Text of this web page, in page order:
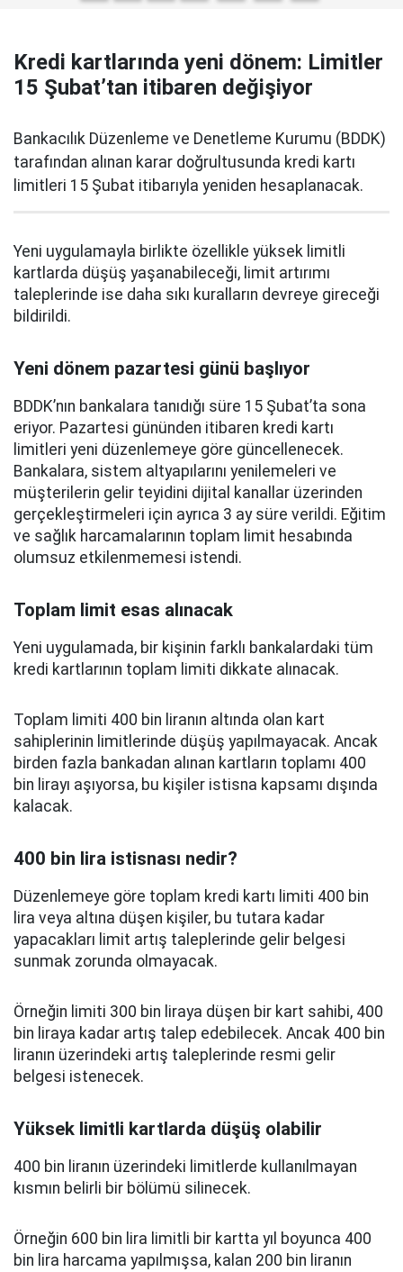
Kredi kartlarında yeni dönem: Limitler
15 Şubat’tan itibaren değişiyor
Bankacılık Düzenleme ve Denetleme Kurumu (BDDK)
tarafından alınan karar doğrultusunda kredi kartı
limitleri 15 Şubat itibarıyla yeniden hesaplanacak.
Yeni uygulamayla birlikte özellikle yüksek limitli
kartlarda düşüş yaşanabileceği, limit artırımı
taleplerinde ise daha sıkı kuralların devreye gireceği
bildirildi.
Yeni dönem pazartesi günü başlıyor
BDDK’nın bankalara tanıdığı süre 15 Şubat’ta sona
eriyor. Pazartesi gününden itibaren kredi kartı
limitleri yeni düzenlemeye göre güncellenecek.
Bankalara, sistem altyapılarını yenilemeleri ve
müşterilerin gelir teyidini dijital kanallar üzerinden
gerçekleştirmeleri için ayrıca 3 ay süre verildi. Eğitim
ve sağlık harcamalarının toplam limit hesabında
olumsuz etkilenmemesi istendi.
Toplam limit esas alınacak
Yeni uygulamada, bir kişinin farklı bankalardaki tüm
kredi kartlarının toplam limiti dikkate alınacak.
Toplam limiti 400 bin liranın altında olan kart
sahiplerinin limitlerinde düşüş yapılmayacak. Ancak
birden fazla bankadan alınan kartların toplamı 400
bin lirayı aşıyorsa, bu kişiler istisna kapsamı dışında
kalacak.
400 bin lira istisnası nedir?
Düzenlemeye göre toplam kredi kartı limiti 400 bin
lira veya altına düşen kişiler, bu tutara kadar
yapacakları limit artış taleplerinde gelir belgesi
sunmak zorunda olmayacak.
Örneğin limiti 300 bin liraya düşen bir kart sahibi, 400
bin liraya kadar artış talep edebilecek. Ancak 400 bin
liranın üzerindeki artış taleplerinde resmi gelir
belgesi istenecek.
Yüksek limitli kartlarda düşüş olabilir
400 bin liranın üzerindeki limitlerde kullanılmayan
kısmın belirli bir bölümü silinecek.
Örneğin 600 bin lira limitli bir kartta yıl boyunca 400
bin lira harcama yapılmışsa, kalan 200 bin liranın